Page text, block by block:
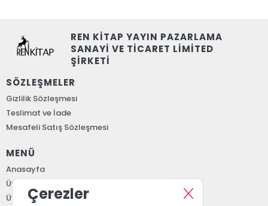
REN KİTAP YAYIN PAZARLAMA
SANAYİ VE TİCARET LİMİTED
ŞİRKETİ
SÖZLEŞMELER
Gizlilik Sözleşmesi
Teslimat ve İade
Mesafeli Satış Sözleşmesi
MENÜ
Anasayfa
Üye Girişi
Üye OlÇerezler